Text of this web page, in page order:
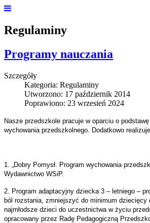
Regulaminy
Programy nauczania
Szczegóły
Kategoria: Regulaminy
Utworzono: 17 październik 2014
Poprawiono: 23 wrzesień 2024
Nasze przedszkole pracuje w oparciu o
wychowania przedszkolnego. Dodatkowo
1. „Dobry Pomysł. Program wychowania
Wydawnictwo WSiP.
2. Program adaptacyjny dziecka 3 – letniego –
ból rozstania, zmniejszyć do minimum dziecięcy
najmłodsze dzieci do uczestnictwa w życiu
opracowany przez Radę Pedagogiczną